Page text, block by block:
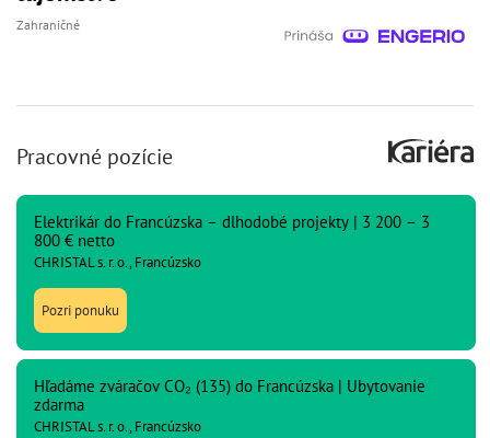
Zahraničné
Pracovné pozície
Elektrikár do Francúzska – dlhodobé projekty | 3 200 – 3
800 € netto
CHRISTAL s. r. o., Francúzsko
Pozri ponuku
Hľadáme zváračov CO₂ (135) do Francúzska | Ubytovanie
zdarma
CHRISTAL s. r. o., Francúzsko